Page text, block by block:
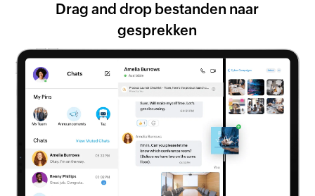
Drag and drop bestanden naar
gesprekken